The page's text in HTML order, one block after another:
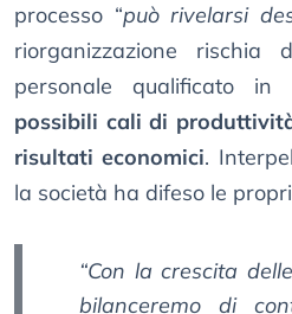
processo “può rivelarsi
riorganizzazione
personale qualificato in
possibili cali di
risultati economici.
la società ha difeso le
“Con la crescita
bilanceremo di